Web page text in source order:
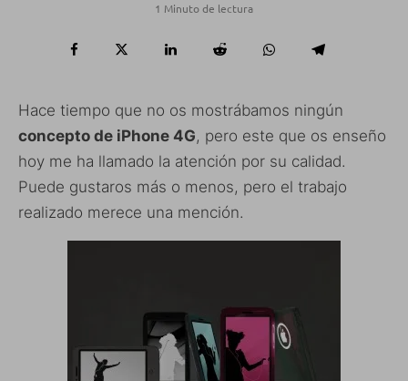
1 Minuto de lectura
Hace tiempo que no os mostrábamos ningún
concepto de iPhone 4G, pero este que os enseño
hoy me ha llamado la atención por su calidad.
Puede gustaros más o menos, pero el trabajo
realizado merece una mención.